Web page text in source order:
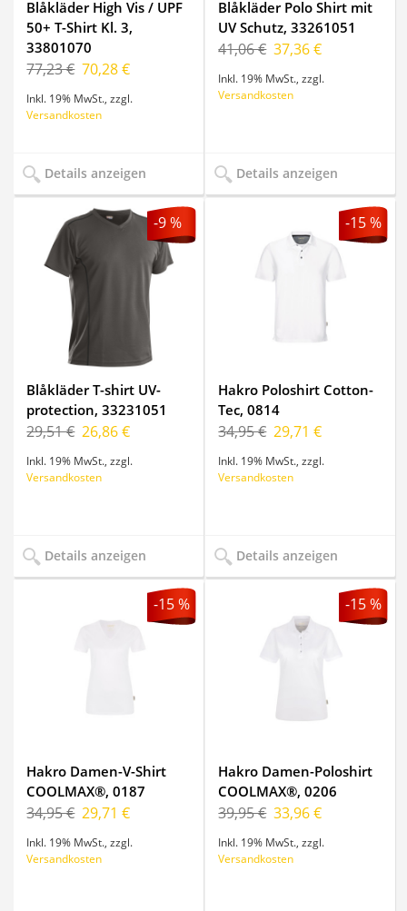
Blåkläder High Vis / UPF
50+ T-Shirt Kl. 3,
33801070
77,23 € 70,28 €
Inkl. 19% MwSt. ,zzgl.
Versandkosten
Details anzeigen
Blåkläder Polo Shirt mit
UV Schutz, 33261051
41,06 € 37,36 €
Inkl. 19% MwSt. ,zzgl.
Versandkosten
Details anzeigen
-9 %
Blåkläder T-shirt UV-
protection, 33231051
29,51 € 26,86 €
Inkl. 19% MwSt. ,zzgl.
Versandkosten
Details anzeigen
-15 %
Hakro Poloshirt Cotton-
Tec, 0814
34,95 € 29,71 €
Inkl. 19% MwSt. ,zzgl.
Versandkosten
Details anzeigen
-15 %
Hakro Damen-V-Shirt
COOLMAX®, 0187
34,95 € 29,71 €
Inkl. 19% MwSt. ,zzgl.
Versandkosten
-15 %
Hakro Damen-Poloshirt
COOLMAX®, 0206
39,95 € 33,96 €
Inkl. 19% MwSt. ,zzgl.
Versandkosten